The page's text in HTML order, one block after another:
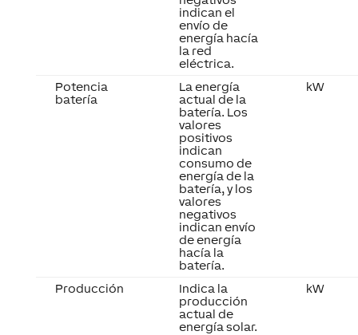
indican el
envío de
energía hacía
la red
eléctrica.
Potencia
batería
La energía
actual de la
batería. Los
valores
positivos
indican
consumo de
energía de la
batería, y los
valores
negativos
indican envío
de energía
hacía la
batería.
kW
Producción
Indica la
producción
actual de
energía solar.
kW